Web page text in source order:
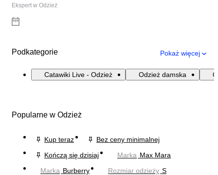
Ekspert w Odzież
Podkategorie Pokaż więcej
Catawiki Live - Odzież Odzież damska
Popularne w Odzież
Kup teraz
Bez ceny minimalnej
Kończą się dzisiaj
Marka Max Mara
Marka Burberry Rozmiar odzieży S